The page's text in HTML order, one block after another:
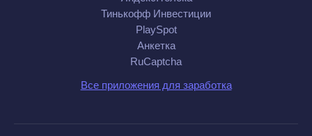
Тинькофф Инвестиции
PlaySpot
Анкетка
RuCaptcha
Все приложения для заработка